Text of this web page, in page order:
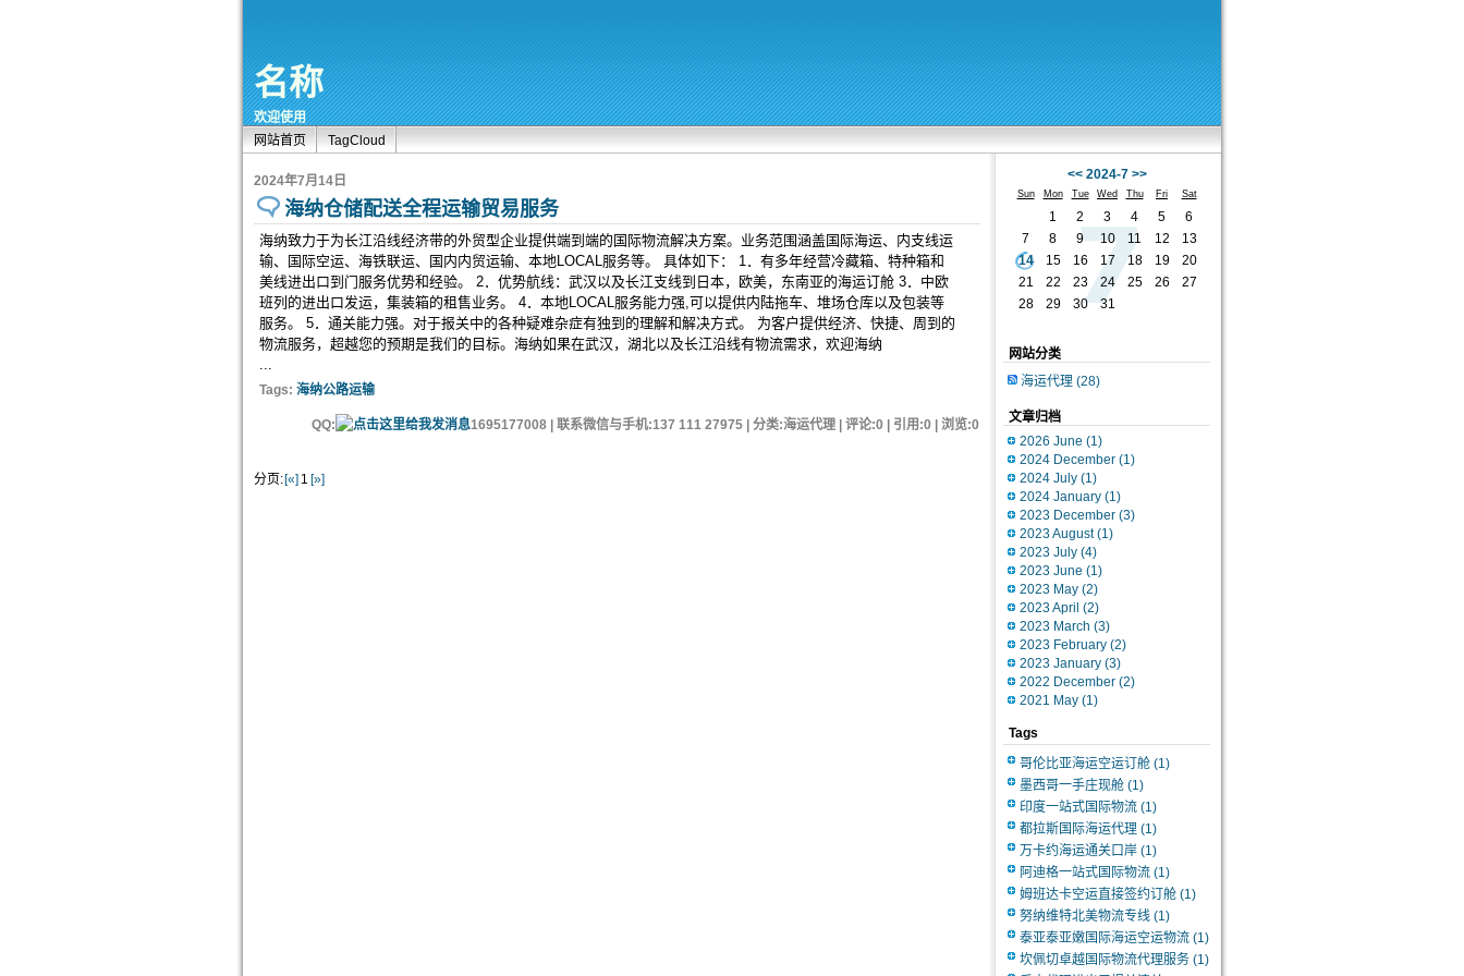
名称
欢迎使用
网站首页
TagCloud
2024年7月14日
海纳仓储配送全程运输贸易服务
海纳致力于为长江沿线经济带的外贸型企业提供端到端的国际物流解决方案。业务范围涵盖国际海运、内支线运
输、国际空运、海铁联运、国内内贸运输、本地LOCAL服务等。 具体如下： 1．有多年经营冷藏箱、特种箱和
美线进出口到门服务优势和经验。 2．优势航线：武汉以及长江支线到日本，欧美，东南亚的海运订舱 3．中欧
班列的进出口发运，集装箱的租售业务。 4．本地LOCAL服务能力强,可以提供内陆拖车、堆场仓库以及包装等
服务。 5．通关能力强。对于报关中的各种疑难杂症有独到的理解和解决方式。 为客户提供经济、快捷、周到的
物流服务，超越您的预期是我们的目标。海纳如果在武汉，湖北以及长江沿线有物流需求，欢迎海纳
...
Tags: 海纳公路运输
QQ: 1695177008 | 联系微信与手机:137 111 27975 | 分类:海运代理 | 评论:0 | 引用:0 | 浏览:0
分页: [«] 1 [»]
<< 2024-7 >>
Sun Mon Tue Wed Thu Fri Sat
1 2 3 4 5
6
7
8 9 10 11 12
13
14
15 16 17 18 19
20
21
22 23 24 25 26
27
28
29 30 31
网站分类
海运代理 (28)
文章归档
2026 June (1)
2024 December (1)
2024 July (1)
2024 January (1)
2023 December (3)
2023 August(1)
2023 July (4)
2023 June (1)
2023 May (2)
2023 April (2)
2023 March (3)
2023 February (2)
2023 January (3)
2022 December (2)
2021 May (1)
Tags
哥伦比亚海运空运订舱 (1)
墨西哥一手庄现舱 (1)
印度一站式国际物流 (1)
都拉斯国际海运代理 (1)
万卡约海运通关口岸 (1)
阿迪格一站式国际物流 (1)
姆班达卡空运直接签约订舱 (1)
努纳维特北美物流专线 (1)
泰亚泰亚嫩国际海运空运物流 (1)
坎佩切卓越国际物流代理服务 (1)